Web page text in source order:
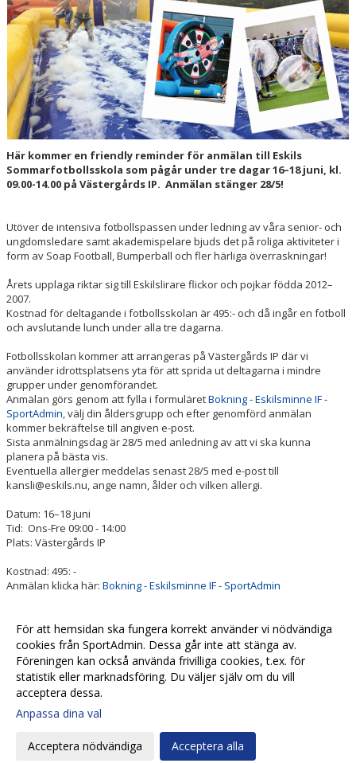
Här kommer en friendly reminder för anmälan till Eskils
Sommarfotbollsskola som pågår under tre dagar 16–18 juni, kl.
09.00-14.00 på Västergårds IP. Anmälan stänger 28/5!
Utöver de intensiva fotbollspassen under ledning av våra senior- och
ungdomsledare samt akademispelare bjuds det på roliga aktiviteter i
form av Soap Football, Bumperball och fler härliga överraskningar!
Årets upplaga riktar sig till Eskilslirare flickor och pojkar födda 2012–
2007.
Kostnad för deltagande i fotbollsskolan är 495:- och då ingår en fotboll
och avslutande lunch under alla tre dagarna.
Fotbollsskolan kommer att arrangeras på Västergårds IP där vi
använder idrottsplatsens yta för att sprida ut deltagarna i mindre
grupper under genomförandet.
Anmälan görs genom att fylla i formuläretBokning - Eskilsminne IF -
SportAdmin, välj din åldersgrupp och efter genomförd anmälan
kommer bekräftelse till angiven e-post.
Sista anmälningsdag är 28/5 med anledning av att vi ska kunna
planera på bästa vis.
Eventuella allergier meddelas senast 28/5 med e-post till
kansli@eskils.nu, ange namn, ålder och vilken allergi.
Datum: 16–18 juni
Tid: Ons-Fre 09:00 - 14:00
Plats: Västergårds IP
Kostnad: 495: -
Anmälan klicka här: Bokning - Eskilsminne IF - SportAdmin
Varmt välkomna till tre härliga fotbollsdagar med Eskilsfamiljen!
Fler nyheter >>
inställningar
Webbversion
För att hemsidan ska fungera korrekt använder vi nödvändiga
cookies från SportAdmin. Dessa går inte att stänga av.
Föreningen kan också använda frivilliga cookies, t.ex. för
statistik eller marknadsföring. Du väljer själv om du vill
acceptera dessa.
Anpassa dina val
Acceptera nödvändiga Acceptera alla